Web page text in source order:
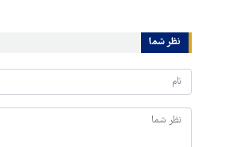
نظر شما